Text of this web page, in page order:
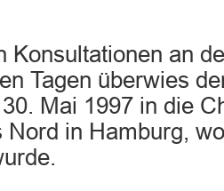
Konsultationen an
Tagen überwies
Mai 1997 in die
Nord in Hamburg,